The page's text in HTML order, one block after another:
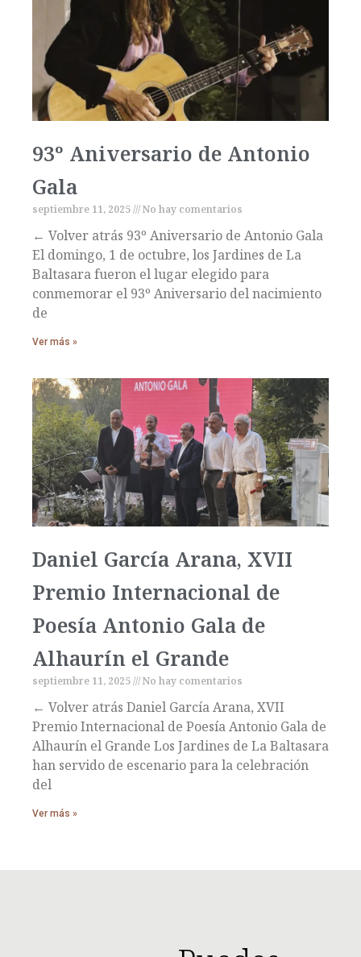
93º Aniversario de Antonio
Gala
septiembre 11, 2025 No hay comentarios
← Volver atrás 93º Aniversario de Antonio Gala
El domingo, 1 de octubre, los Jardines de La
Baltasara fueron el lugar elegido para
conmemorar el 93º Aniversario del nacimiento
de
Ver más »
Daniel García Arana, XVII
Premio Internacional de
Poesía Antonio Gala de
Alhaurín el Grande
septiembre 11, 2025 No hay comentarios
← Volver atrás Daniel García Arana, XVII
Premio Internacional de Poesía Antonio Gala de
Alhaurín el Grande Los Jardines de La Baltasara
han servido de escenario para la celebración
del
Ver más »